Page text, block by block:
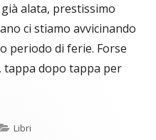
alata, prestissimo
ci stiamo avvicinando
periodo di ferie. Forse
tappa dopo tappa per
Categorie
Libri